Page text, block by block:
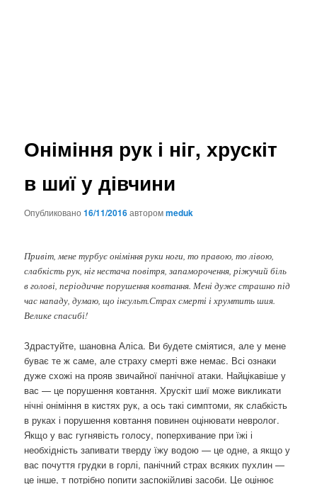
Оніміння рук і ніг, хрускіт
в шиї у дівчини
Опубликовано16/11/2016авторомmeduk
Привіт, мене турбує оніміння руки ноги, то правою, то лівою,
слабкість рук, ніг нестача повітря, запаморочення, ріжучий біль
в голові, періодичне порушення ковтання. Мені дуже страшно під
час нападу, думаю, що інсульт.Страх смерті і хрумтить шия.
Велике спасибі!
Здрастуйте, шановна Аліса. Ви будете сміятися, але у мене
буває те ж саме, але страху смерті вже немає. Всі ознаки
дуже схожі на прояв звичайної панічної атаки. Найцікавіше у
вас — це порушення ковтання. Хрускіт шиї може викликати
нічні оніміння в кистях рук, а ось такі симптоми, як слабкість
в руках і порушення ковтання повинен оцінювати невролог.
Якщо у вас гугнявість голосу, поперхивание при їжі і
необхідність запивати тверду їжу водою — це одне, а якщо у
вас почуття грудки в горлі, панічний страх всяких пухлин —
це інше, т потрібно попити заспокійливі засоби. Це оцінює